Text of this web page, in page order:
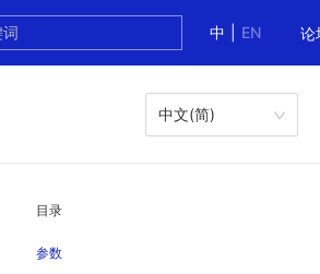
中
EN 论
中文(简)
目录
参数